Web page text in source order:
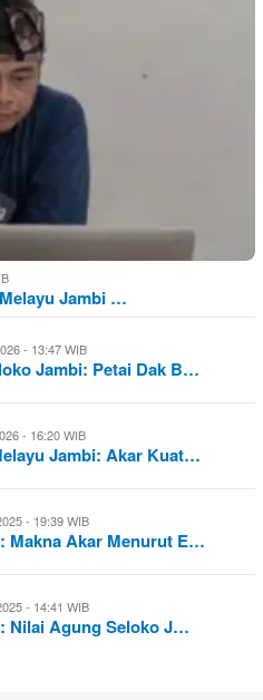
Jambi …
- 13:47 WIB
Jambi: Petai Dak B…
- 16:20 WIB
Jambi: Akar Kuat…
- 19:39 WIB
Makna Akar Menurut E…
- 14:41 WIB
Nilai Agung Seloko J…